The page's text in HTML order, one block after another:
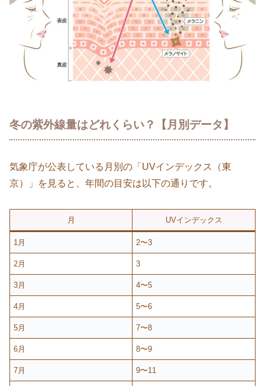
冬の紫外線量はどれくらい？【月別データ】
気象庁が公表している月別の「UVインデックス（東
京）」を見ると、年間の目安は以下の通りです。
月 UVインデックス
1月 2〜3
2月 3
3月 4〜5
4月 5〜6
5月 7〜8
6月 8〜9
7月 9〜11